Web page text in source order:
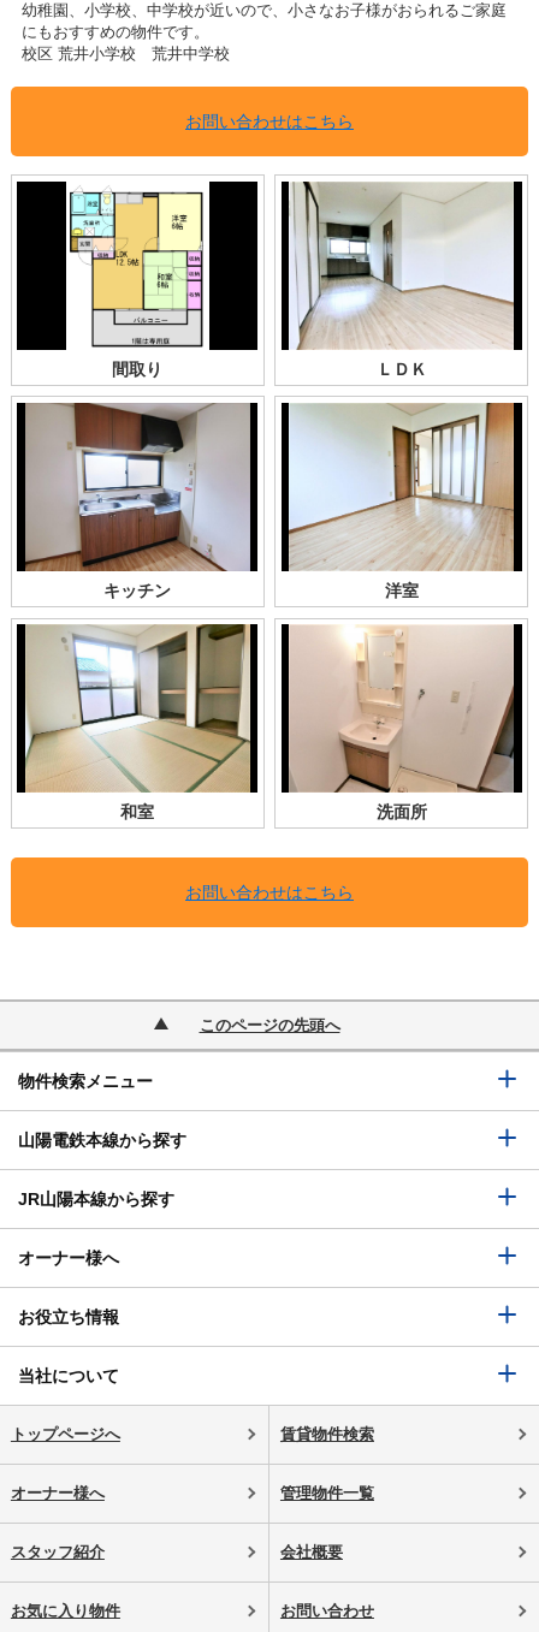
幼稚園、小学校、中学校が近いので、小さなお子様がおられるご家庭
にもおすすめの物件です。
校区 荒井小学校 荒井中学校
お問い合わせはこちら
間取り ＬＤＫ
キッチン 洋室
和室 洗面所
お問い合わせはこちら
このページの先頭へ
物件検索メニュー
山陽電鉄本線から探す
JR山陽本線から探す
オーナー様へ
お役立ち情報
当社について
トップページへ 賃貸物件検索
オーナー様へ 管理物件一覧
スタッフ紹介 会社概要
お気に入り物件 お問い合わせ